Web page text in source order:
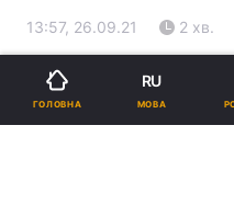
13:57, 26.09.21 2 хв.
ГОЛОВНА
RU
МОВА